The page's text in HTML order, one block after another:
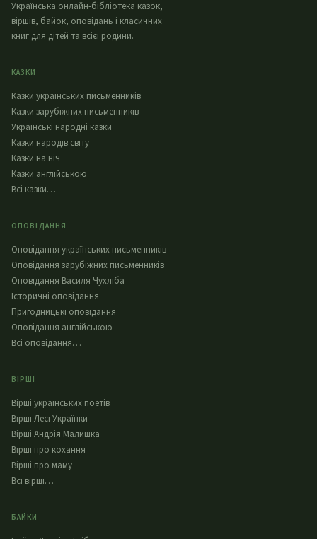
Українська онлайн-бібліотека казок,
віршів, байок, оповідань і класичних
книг для дітей та всієї родини.
КАЗКИ
Казки українських письменників
Казки зарубіжних письменників
Українські народні казки
Казки народів світу
Казки на ніч
Казки англійською
Всі казки…
ОПОВІДАННЯ
Оповідання українських письменників
Оповідання зарубіжних письменників
Оповідання Василя Чухліба
Історичні оповідання
Пригодницькі оповідання
Оповідання англійською
Всі оповідання…
ВІРШІ
Вірші українських поетів
Вірші Лесі Українки
Вірші Андрія Малишка
Вірші про кохання
Вірші про маму
Всі вірші…
БАЙКИ